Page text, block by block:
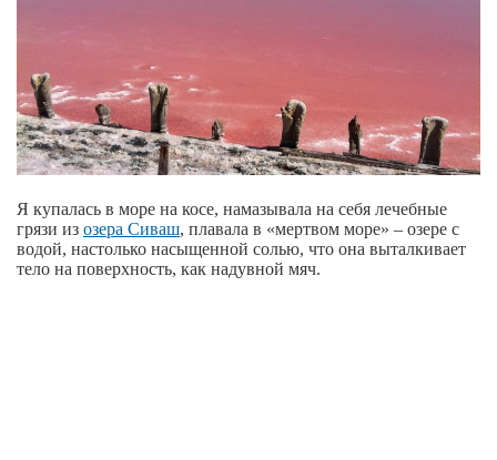
Я купалась в море на косе, намазывала на себя лечебные
грязи из озера Сиваш, плавала в «мертвом море» – озере с
водой, настолько насыщенной солью, что она выталкивает
тело на поверхность, как надувной мяч.